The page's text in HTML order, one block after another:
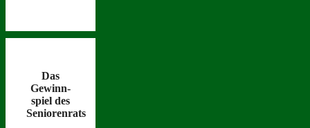
Das
Gewinn­
spiel des
Seniorenrats